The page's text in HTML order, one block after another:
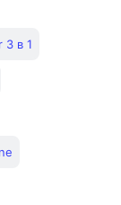
3 в 1